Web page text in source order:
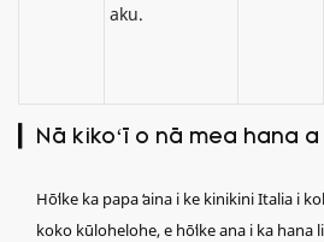
aku.
▎Nā kikoʻī o nā mea hana
Hōʻike ka papa ʻaina i ke kinikini Italia i
koko kūlohelohe, e hōʻike ana i ka hana